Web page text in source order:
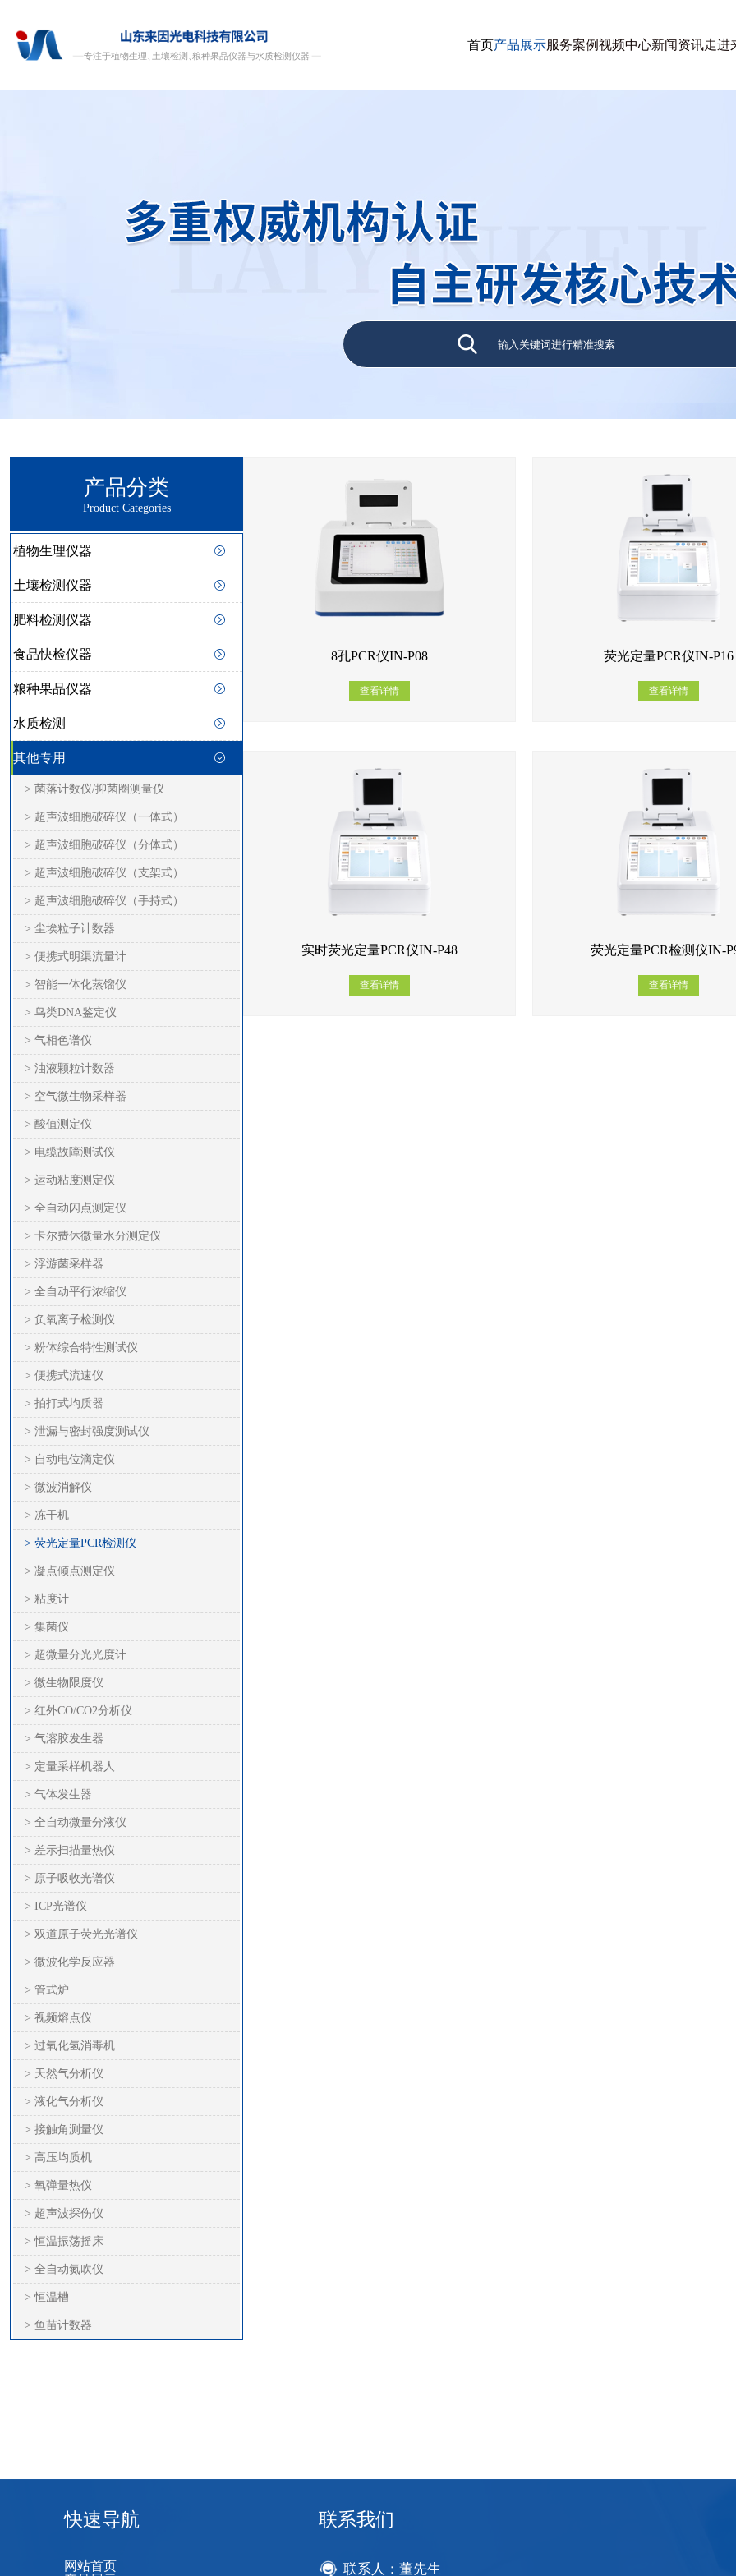
首页产品展示服务案例视频中心新闻资讯走进
产品分类
Product Categories
植物生理仪器
土壤检测仪器
肥料检测仪器
食品快检仪器
粮种果品仪器
水质检测
其他专用
> 菌落计数仪/抑菌圈测量仪
> 超声波细胞破碎仪（一体式）
> 超声波细胞破碎仪（分体式）
> 超声波细胞破碎仪（支架式）
> 超声波细胞破碎仪（手持式）
> 尘埃粒子计数器
> 便携式明渠流量计
> 智能一体化蒸馏仪
> 鸟类DNA鉴定仪
> 气相色谱仪
> 油液颗粒计数器
> 空气微生物采样器
> 酸值测定仪
> 电缆故障测试仪
> 运动粘度测定仪
> 全自动闪点测定仪
> 卡尔费休微量水分测定仪
> 浮游菌采样器
> 全自动平行浓缩仪
> 负氧离子检测仪
> 粉体综合特性测试仪
> 便携式流速仪
> 拍打式均质器
> 泄漏与密封强度测试仪
> 自动电位滴定仪
> 微波消解仪
> 冻干机
> 荧光定量PCR检测仪
> 凝点倾点测定仪
> 粘度计
> 集菌仪
> 超微量分光光度计
> 微生物限度仪
> 红外CO/CO2分析仪
> 气溶胶发生器
> 定量采样机器人
> 气体发生器
> 全自动微量分液仪
> 差示扫描量热仪
> 原子吸收光谱仪
> ICP光谱仪
> 双道原子荧光光谱仪
> 微波化学反应器
> 管式炉
> 视频熔点仪
> 过氧化氢消毒机
> 天然气分析仪
> 液化气分析仪
> 接触角测量仪
> 高压均质机
> 氧弹量热仪
> 超声波探伤仪
> 恒温振荡摇床
> 全自动氮吹仪
> 恒温槽
> 鱼苗计数器
8孔PCR仪IN-P08
查看详情
荧光定量PCR仪IN-P16
查看详情
实时荧光定量PCR仪IN-P48
查看详情
荧光定量PCR检测仪IN-
查看详情
快速导航
网站首页
联系我们
联系人：董先生